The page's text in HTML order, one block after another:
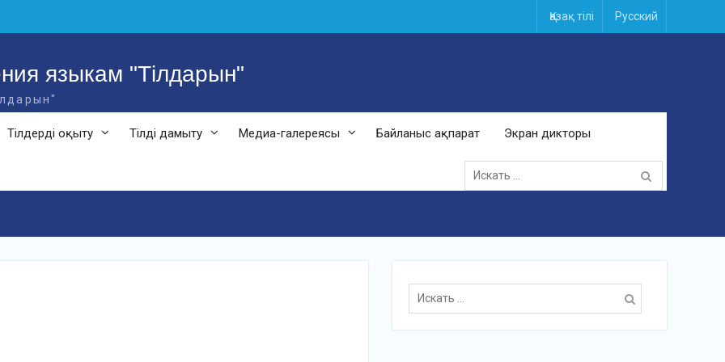
Қазақ тілі Русский
языкам "Тілдарын"
Тілдерді оқыту Тілді дамыту Медиа-галереясы Байланыс ақпарат Экран дикторы
Поиск
для:
Поиск
для: